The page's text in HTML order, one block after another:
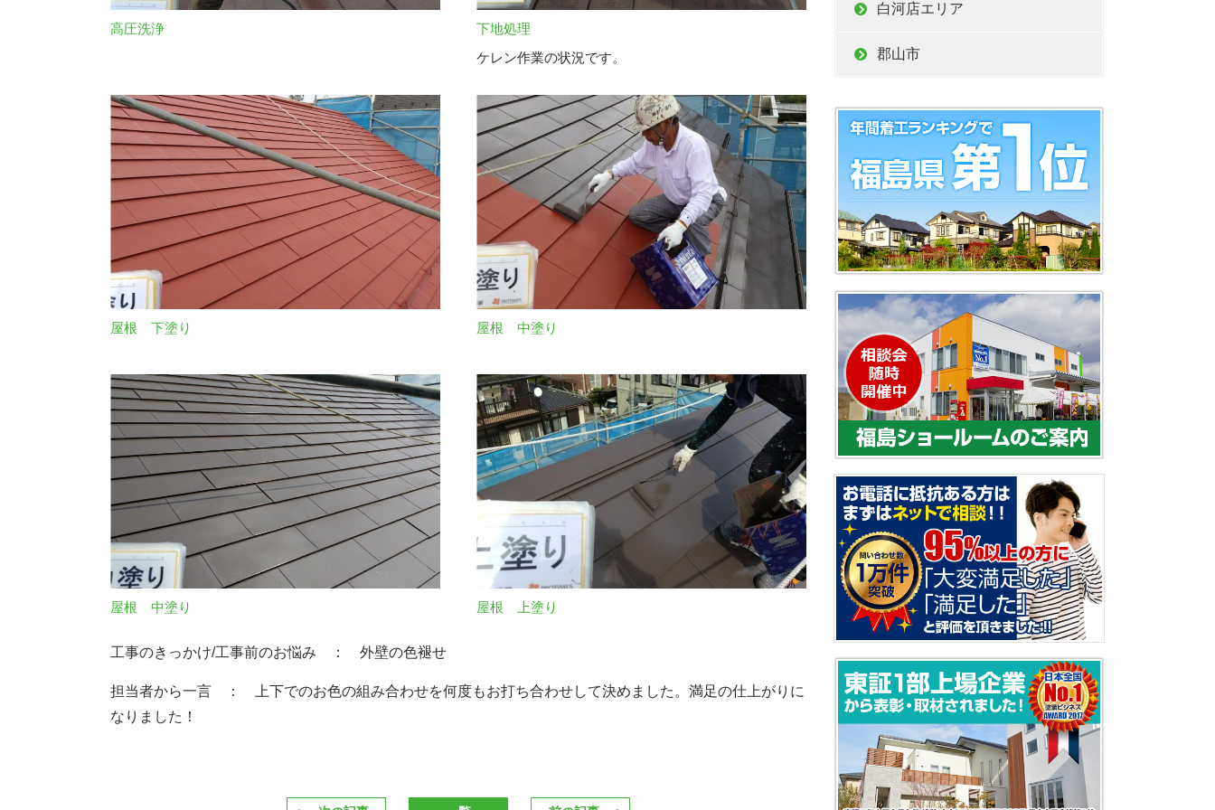
高圧洗浄
下地処理
ケレン作業の状況です。
屋根 下塗り 屋根 中塗り
屋根 中塗り 屋根 上塗り
工事のきっかけ/工事前のお悩み ： 外壁の色褪せ
担当者から一言 ： 上下でのお色の組み合わせを何度もお打ち合わせして決めました。満足の仕上がりに
なりました！
白河店エリア
郡山市